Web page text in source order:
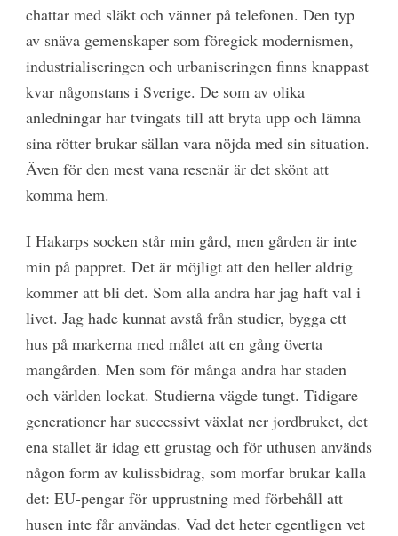
chattar med släkt och vänner på telefonen. Den typ
av snäva gemenskaper som föregick modernismen,
industrialiseringen och urbaniseringen finns knappast
kvar någonstans i Sverige. De som av olika
anledningar har tvingats till att bryta upp och lämna
sina rötter brukar sällan vara nöjda med sin situation.
Även för den mest vana resenär är det skönt att
komma hem.
I Hakarps socken står min gård, men gården är inte
min på pappret. Det är möjligt att den heller aldrig
kommer att bli det. Som alla andra har jag haft val i
livet. Jag hade kunnat avstå från studier, bygga ett
hus på markerna med målet att en gång överta
mangården. Men som för många andra har staden
och världen lockat. Studierna vägde tungt. Tidigare
generationer har successivt växlat ner jordbruket, det
ena stallet är idag ett grustag och för uthusen används
någon form av kulissbidrag, som morfar brukar kalla
det: EU-pengar för upprustning med förbehåll att
husen inte får användas. Vad det heter egentligen vet